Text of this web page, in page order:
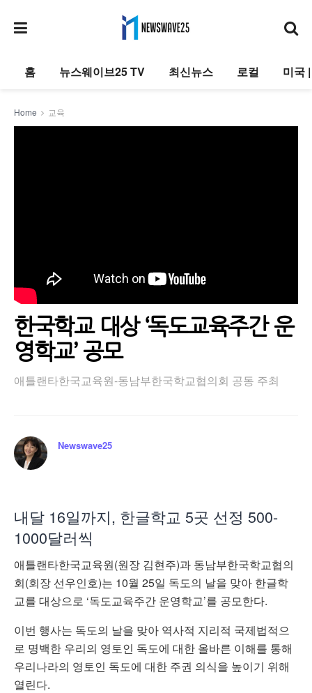
홈 뉴스웨이브25 TV 최신뉴스 로컬 미국
Home 교육
한국학교 대상 ‘독도교육주간 운
영학교’ 공모
애틀랜타한국교육원-동남부한국학교협의회 공동 주최
Newswave25
내달 16일까지, 한글학교 5곳 선정 500-
1000달러씩
애틀랜타한국교육원(원장 김현주)과 동남부한국학교협의
회(회장 선우인호)는 10월 25일 독도의 날을 맞아 한글학
교를 대상으로 ‘독도교육주간 운영학교’를 공모한다.
이번 행사는 독도의 날을 맞아 역사적 지리적 국제법적으
로 명백한 우리의 영토인 독도에 대한 올바른 이해를 통해
우리나라의 영토인 독도에 대한 주권 의식을 높이기 위해
열린다.